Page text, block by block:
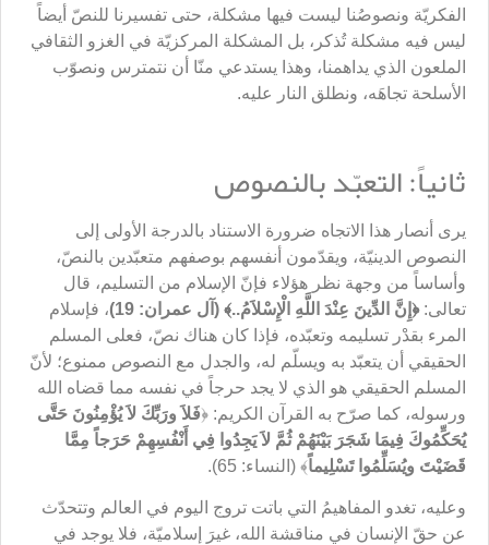
الفكريّة ونصوصُنا ليست فيها مشكلة، حتى تفسيرنا للنصّ أيضاً
ليس فيه مشكلة تُذكر، بل المشكلة المركزيّة في الغزو الثقافي
الملعون الذي يداهمنا، وهذا يستدعي منّا أن نتمترس ونصوّب
الأسلحة تجاهَه، ونطلق النار عليه.
ثانياً: التعبّد بالنصوص
يرى أنصار هذا الاتجاه ضرورة الاستناد بالدرجة الأولى إلى
النصوص الدينيّة، ويقدّمون أنفسهم بوصفهم متعبّدين بالنصّ،
وأساساً من وجهة نظر هؤلاء فإنّ الإسلام من التسليم، قال
تعالى:﴿ إِنَّ الدِّينَ عِنْدَ اللَّهِ الْإِسْلاَمُ..﴾ (آل عمران: 19)
، فإسلام
المرء بقدْر تسليمه وتعبّده، فإذا كان هناك نصّ، فعلى المسلم
الحقيقي أن يتعبّد به ويسلّم له، والجدل مع النصوص ممنوع؛ لأنّ
المسلم الحقيقي هو الذي لا يجد حرجاً في نفسه مما قضاه الله
ورسوله، كما صرّح به القرآن الكريم: ﴿فَلاَ ورَبِّكَ لاَ يُؤْمِنُونَ حَتَّى
يُحَكِّمُوكَ فِيمَا شَجَرَ بَيْنَهُمْ ثُمَّ لاَ يَجِدُوا فِي أَنْفُسِهِمْ حَرَجاً مِمَّا
قَضَيْتَ ويُسَلِّمُوا تَسْلِيماً﴾ (النساء: 65).
وعليه، تغدو المفاهيمُ التي باتت تروج اليوم في العالم وتتحدّث
عن حقّ الإنسان في مناقشة الله، غيرَ إسلاميّة، فلا يوجد في